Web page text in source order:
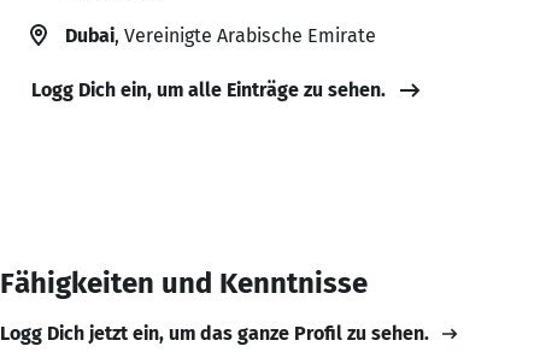
Dubai, Vereinigte Arabische Emirate
Logg Dich ein, um alle Einträge zu sehen.
Fähigkeiten und Kenntnisse
Logg Dich jetzt ein, um das ganze Profil zu sehen.